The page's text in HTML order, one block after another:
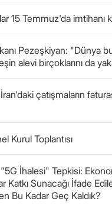
15 Temmuz'da imtihanı
Pezeşkiyan: "Dünya
alevi birçoklarını da
çatışmaların
Kurul Toplantısı
İhalesi" Tepkisi:
Katkı Sunacağı İfade
Bu Kadar Geç Kaldık?